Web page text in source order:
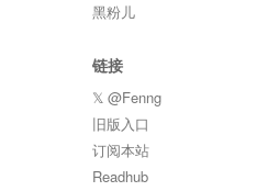
黑粉儿
链接
𝕏 @Fenng
旧版入口
订阅本站
Readhub